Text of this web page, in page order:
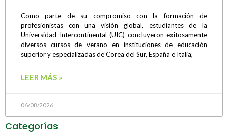
Como parte de su compromiso con la formación de
profesionistas con una visión global, estudiantes de la
Universidad Intercontinental (UIC) concluyeron exitosamente
diversos cursos de verano en instituciones de educación
superior y especializadas de Corea del Sur, España e Italia,
LEER MÁS »
06/08/2026
Categorías